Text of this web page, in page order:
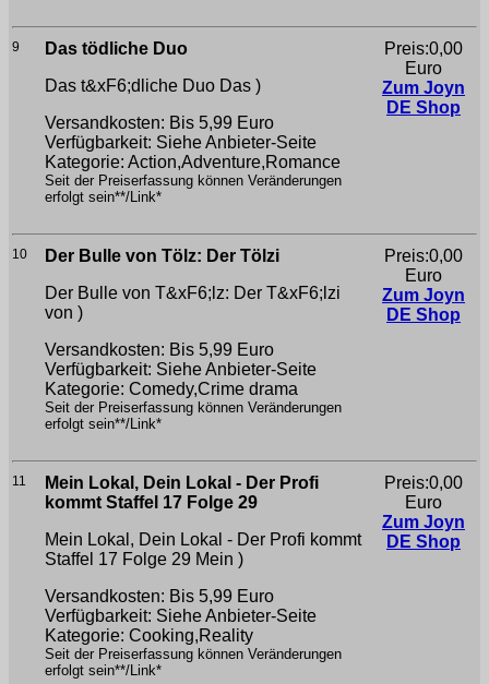
9
Das tödliche Duo
Das t&xF6;dliche Duo Das )
Versandkosten: Bis 5,99 Euro
Verfügbarkeit: Siehe Anbieter-Seite
Kategorie: Action,Adventure,Romance
Seit der Preiserfassung können Veränderungen
erfolgt sein**/Link*
Preis:0,00
Euro
Zum Joyn
DE Shop
10
Der Bulle von Tölz: Der Tölzi
Der Bulle von T&xF6;lz: Der T&xF6;lzi
von )
Versandkosten: Bis 5,99 Euro
Verfügbarkeit: Siehe Anbieter-Seite
Kategorie: Comedy,Crime drama
Seit der Preiserfassung können Veränderungen
erfolgt sein**/Link*
Preis:0,00
Euro
Zum Joyn
DE Shop
11
Mein Lokal, Dein Lokal - Der Profi
kommt Staffel 17 Folge 29
Mein Lokal, Dein Lokal - Der Profi kommt
Staffel 17 Folge 29 Mein )
Versandkosten: Bis 5,99 Euro
Verfügbarkeit: Siehe Anbieter-Seite
Kategorie: Cooking,Reality
Seit der Preiserfassung können Veränderungen
erfolgt sein**/Link*
Preis:0,00
Euro
Zum Joyn
DE Shop